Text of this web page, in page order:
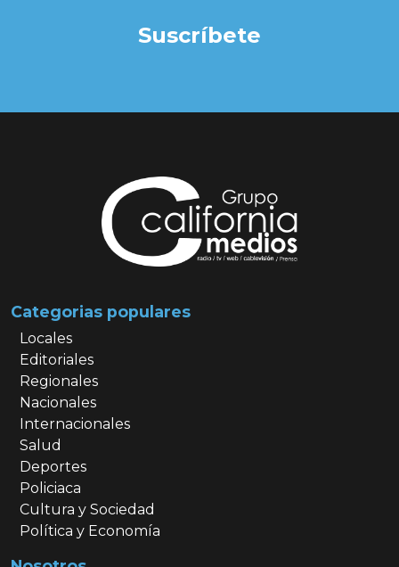
Suscríbete
Categorias populares
Locales
Editoriales
Regionales
Nacionales
Internacionales
Salud
Deportes
Policiaca
Cultura y Sociedad
Política y Economía